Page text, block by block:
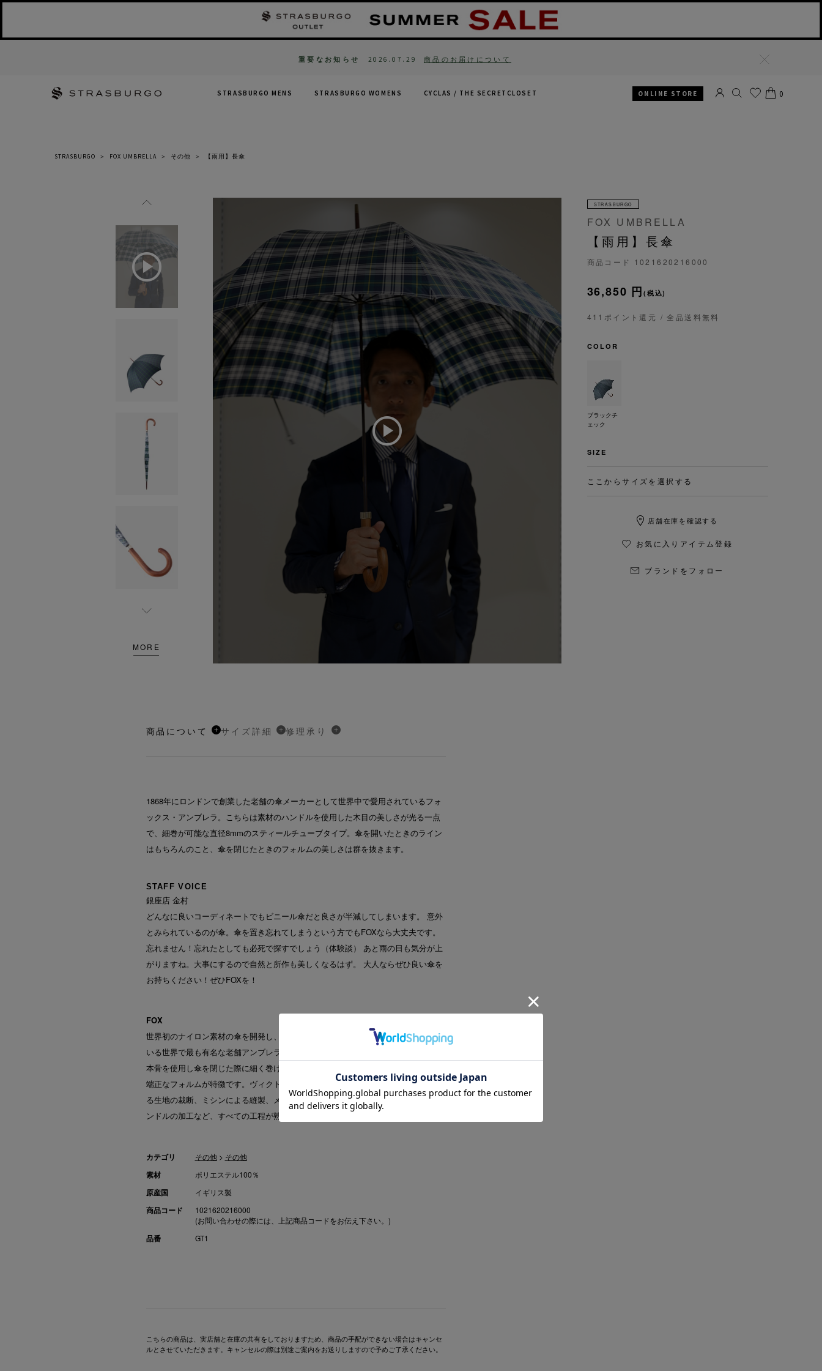
重要なお知らせ 2026.07.29
商品のお届けについて
る
STRASBURGO MENS STRASBURGO WOMENS CYCLAS / THE SECRETCLOSET ONLINE STORE 0
STRASBURGO ＞ FOX UMBRELLA＞ その他 ＞ 【雨用】長傘
MORE
STRASBURGO
FOX UMBRELLA
【雨用】長傘
商品コード 1021620216000
36,850 円 (税込)
411ポイント還元 / 全品送料無料
COLOR
ブラックチ
ェック
SIZE
ここからサイズを選択する
店舗在庫を確認する
お気に入りアイテム登録
ブランドをフォロー
商品について サイズ詳細 修理承り
1868年にロンドンで創業した老舗の傘メーカーとして世界中で愛用されているフォ
ックス・アンブレラ。こちらは素材のハンドルを使用した木目の美しさが光る一点
で、細巻が可能な直径8mmのスティールチューブタイプ。傘を開いたときのライン
はもちろんのこと、傘を閉じたときのフォルムの美しさは群を抜きます。
STAFF VOICE
銀座店 金村
どんなに良いコーディネートでもビニール傘だと良さが半減してしまいます。 意外
とみられているのが傘。傘を置き忘れてしまうという方でもFOXなら大丈夫です。
忘れません！忘れたとしても必死で探すでしょう（体験談） あと雨の日も気分が上
がりますね。大事にするので自然と所作も美しくなるはず。 大人ならぜひ良い傘を
お持ちください！ぜひFOXを！
FOX
世界初のナイロン素材の傘を開発し、英国細身傘の代名詞として人々に認知されて
いる世界で最も有名な老舗アンブレラブランドです。軽量のスチールフレームの８
本骨を使用し傘を閉じた際に細く巻ける、重すぎない、開いているときも美しい、
端正なフォルムが特徴です。ヴィクトリア女王の時代から変わる事なく、木型によ
る生地の裁断、ミシンによる縫製、メタルフレームの組み立て、各種自然素材のハ
ンドルの加工など、すべての工程が熟練の職人の手により行われています。
カテゴリ その他 > その他
素材 ポリエステル100％
原産国 イギリス製
商品コード
1021620216000
(お問い合わせの際には、上記商品コードをお伝え下さい。)
品番 GT1
こちらの商品は、実店舗と在庫の共有をしておりますため、商品の手配ができない場合はキャンセ
ルとさせていただきます。キャンセルの際は別途ご案内をお送りしますので予めご了承ください。